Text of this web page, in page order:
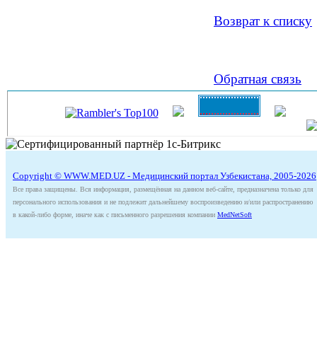
Возврат к списку
Обратная связь
Copyright © WWW.MED.UZ - Медицинский портал Узбекистана, 2005-2026
Все права защищены. Вся информация, размещённая на данном веб-сайте, предназначена только для
персонального использования и не подлежит дальнейшему воспроизведению и/или распространению
в какой-либо форме, иначе как с письменного разрешения компании MedNetSoft